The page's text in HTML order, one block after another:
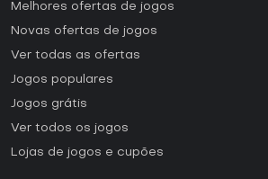
Melhores ofertas de jogos
Novas ofertas de jogos
Ver todas as ofertas
Jogos populares
Jogos grátis
Ver todos os jogos
Lojas de jogos e cupões